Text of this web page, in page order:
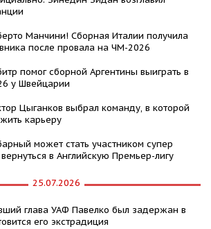
Манчини! Сборная Италии получила
после провала на ЧМ-2026
помог сборной Аргентины выиграть в
у Швейцарии
Цыганков выбрал команду, в которой
карьеру
может стать участником супер
в Английскую Премьер-лигу
25.07.2026
глава УАФ Павелко был задержан в
его экстрадиция